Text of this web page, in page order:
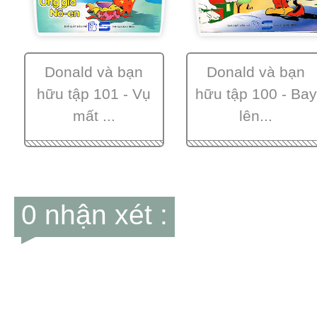
Donald và bạn
hữu tập 101 - Vụ
mất ...
Donald và bạn
hữu tập 100 - Bay
lên...
0 nhận xét :